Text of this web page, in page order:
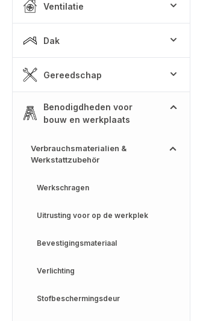
Ventilatie
Dak
Gereedschap
Benodigdheden voor
bouw en werkplaats
Verbrauchsmaterialien &
Werkstattzubehör
Werkschragen
Uitrusting voor op de werkplek
Bevestigingsmateriaal
Verlichting
Stofbeschermingsdeur